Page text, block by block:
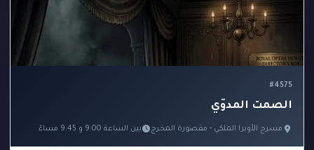
#4575
الصمت المدوّي
مسرح الأوبرا الملكي - مقصورة المخرج بين الساعة 9:00 و 9:45 مساءً